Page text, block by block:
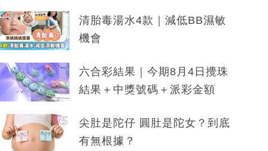
清胎毒湯水4款｜減低BB濕敏
機會
六合彩結果｜今期8月4日攪珠
結果＋中獎號碼＋派彩金額
尖肚是陀仔 圓肚是陀女？到底
有無根據？